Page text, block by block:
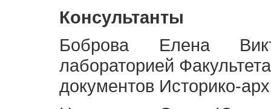
Консультанты
Боброва Елена
лабораторией
документов Историко-